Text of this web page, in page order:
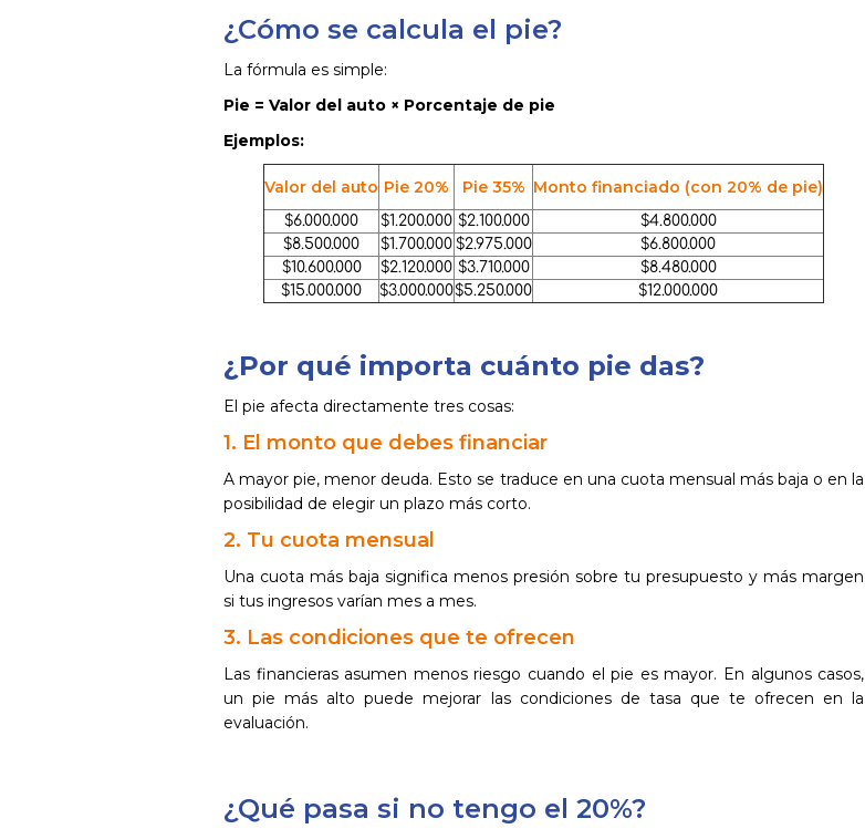
¿Cómo se calcula el pie?
La fórmula es simple:
Pie = Valor del auto × Porcentaje de pie
Ejemplos:
Valor del auto Pie 20% Pie 35% Monto financiado (con 20% de pie)
$6.000.000 $1.200.000 $2.100.000
$4.800.000
$8.500.000
$1.700.000 $2.975.000
$6.800.000
$10.600.000
$2.120.000 $3.710.000
$8.480.000
$15.000.000
$3.000.000$5.250.000 $12.000.000
¿Por qué importa cuánto pie das?
El pie afecta directamente tres cosas:
1. El monto que debes financiar
A mayor pie, menor deuda. Esto se traduce en una cuota mensual más baja o en la
posibilidad de elegir un plazo más corto.
2. Tu cuota mensual
Una cuota más baja significa menos presión sobre tu presupuesto y más margen
si tus ingresos varían mes a mes.
3. Las condiciones que te ofrecen
Las financieras asumen menos riesgo cuando el pie es mayor. En algunos casos,
un pie más alto puede mejorar las condiciones de tasa que te ofrecen en la
evaluación.
¿Qué pasa si no tengo el 20%?